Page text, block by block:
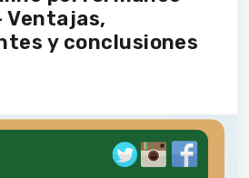
Ventajas,
y conclusiones